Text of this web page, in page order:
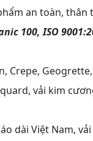
an toàn, thân
100, ISO
Crepe,
vải kim
dài Việt Nam,